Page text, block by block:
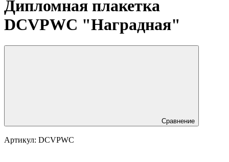
Дипломная плакетка
DCVPWC "Наградная"
Сравнение
Артикул: DCVPWC